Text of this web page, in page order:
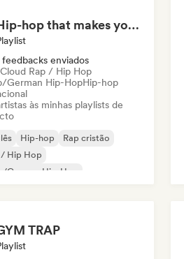
Hip-hop that makes you nod in silence
enviados
Cloud Rap / Hip Hop
German Hip-HopHip-hop
às minhas playlists de
Hip-hop
Rap cristão
Hip Hop
German Hip-Hop
TRAP